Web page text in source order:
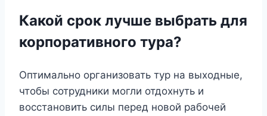
Какой срок лучше выбрать для
корпоративного тура?
Оптимально организовать тур на выходные,
чтобы сотрудники могли отдохнуть и
восстановить силы перед новой рабочей